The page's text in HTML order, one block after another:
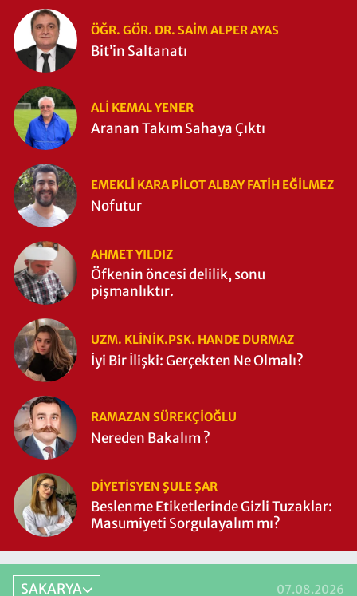
ÖĞR. GÖR. DR. SAIM ALPER AYAS
Bit’in Saltanatı
ALI KEMAL YENER
Aranan Takım Sahaya Çıktı
EMEKLI KARA PILOT ALBAY FATIH EĞİLMEZ
Nofutur
AHMET YILDIZ
Öfkenin öncesi delilik, sonu
pişmanlıktır.
UZM. KLINIK.PSK. HANDE DURMAZ
İyi Bir İlişki: Gerçekten Ne Olmalı?
RAMAZAN SÜREKÇIOĞLU
Nereden Bakalım ?
DIYETISYEN ŞULE ŞAR
Beslenme Etiketlerinde Gizli Tuzaklar:
Masumiyeti Sorgulayalım mı?
SAKARYA 07.08.2026